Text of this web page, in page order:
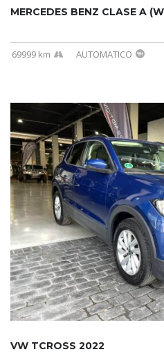
69999 km AUTOMATICO
VW TCROSS 2022